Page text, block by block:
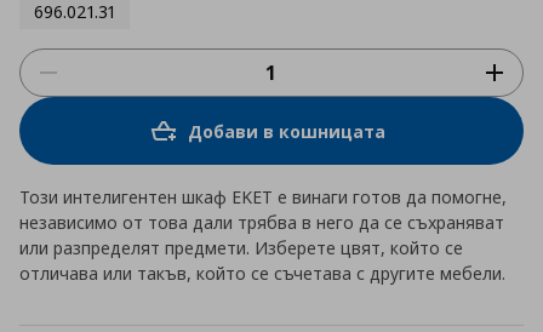
696.021.31
Добави в кошницата
Този интелигентен шкаф EKET е винаги готов да помогне,
независимо от това дали трябва в него да се съхраняват
или разпределят предмети. Изберете цвят, който се
отличава или такъв, който се съчетава с другите мебели.